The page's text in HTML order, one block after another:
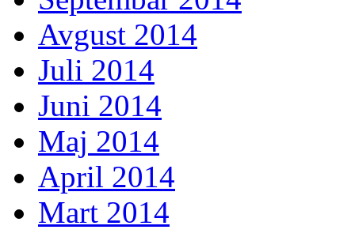
Avgust 2014
Juli 2014
Juni 2014
Maj 2014
April 2014
Mart 2014